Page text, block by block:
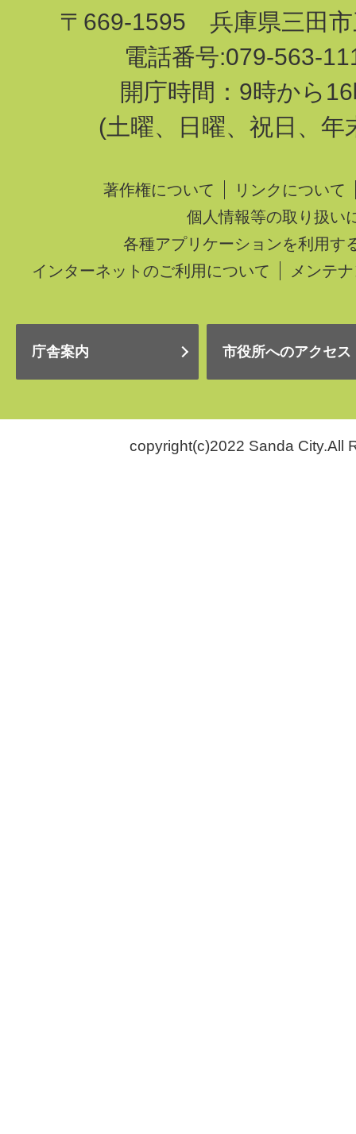
〒669-1595 兵庫県三田市
電話番号:079-563-
開庁時間：9時から
(土曜、日曜、祝日、年
著作権について
リンクについて
個人情報等の取り扱い
各種アプリケーションを利用す
インターネットのご利用について
メンテ
庁舎案内 市役所へのアクセス
copyright(c)2022 Sanda City.All